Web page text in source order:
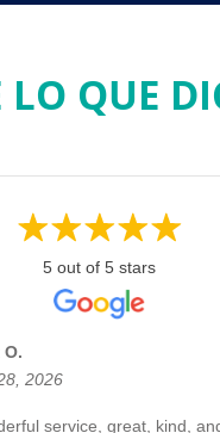
LO QUE
5 out of 5 stars
2026
service, great, kind,